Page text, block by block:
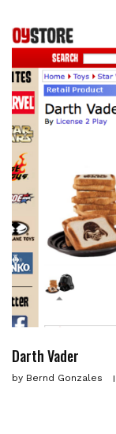
Darth Vader
by Bernd Gonzales